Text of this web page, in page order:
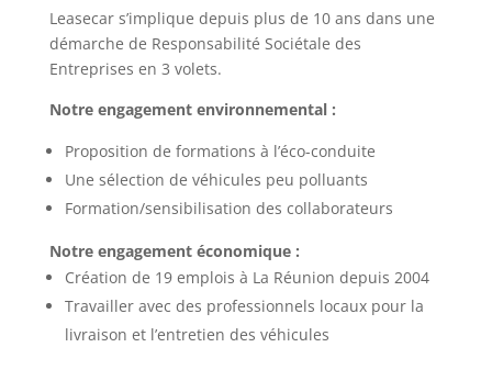
Leasecar s’implique depuis plus de 10 ans dans une
démarche de Responsabilité Sociétale des
Entreprises en 3 volets.
Notre engagement environnemental :
Proposition de formations à l’éco-conduite
Une sélection de véhicules peu polluants
Formation/sensibilisation des collaborateurs
Notre engagement économique :
Création de 19 emplois à La Réunion depuis 2004
Travailler avec des professionnels locaux pour la
livraison et l’entretien des véhicules